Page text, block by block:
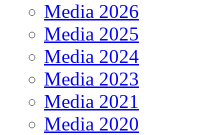
Media 2026
Media 2025
Media 2024
Media 2023
Media 2021
Media 2020